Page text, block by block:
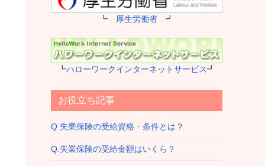
┗ 厚生労働省 ┛
┗ハローワークインターネットサービス┛
お役立ち記事
Q.失業保険の受給資格・条件とは？
Q.失業保険の受給金額はいくら？